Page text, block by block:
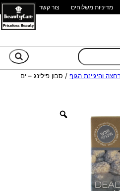
מדיניות משלוחים צור קשר
רחצה והיגיינת הגוף / סבון פילינג – ים